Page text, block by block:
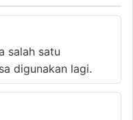
salah satu
digunakan lagi.